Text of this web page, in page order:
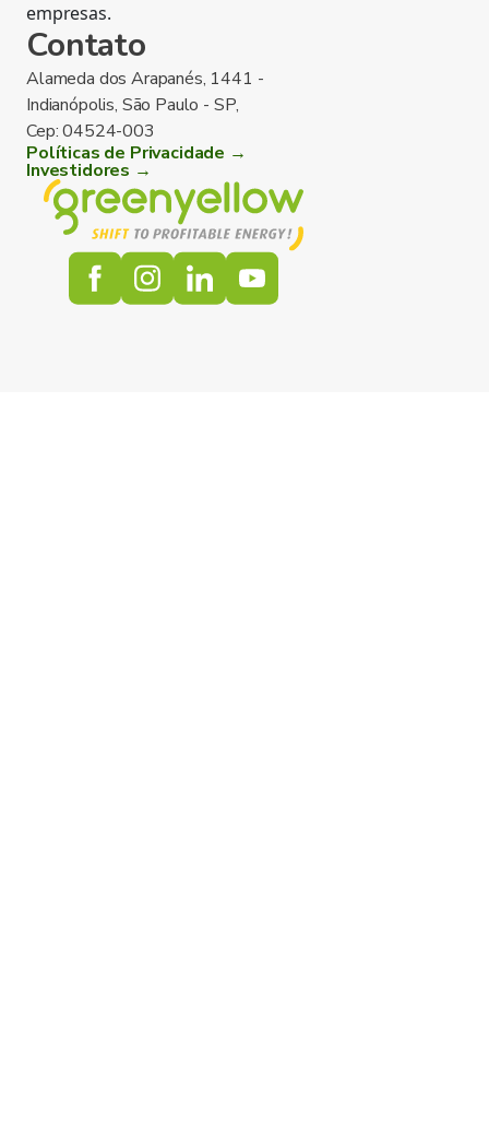
empresas.
Contato
Alameda dos Arapanés, 1441 -
Indianópolis, São Paulo - SP,
Cep: 04524-003
Políticas de Privacidade →
Investidores →